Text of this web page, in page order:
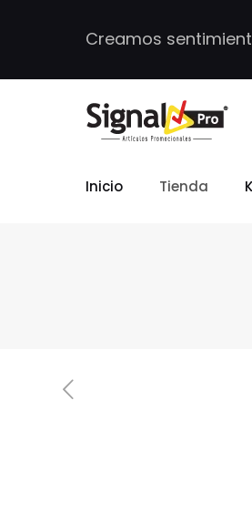
Creamos
Inicio Tienda